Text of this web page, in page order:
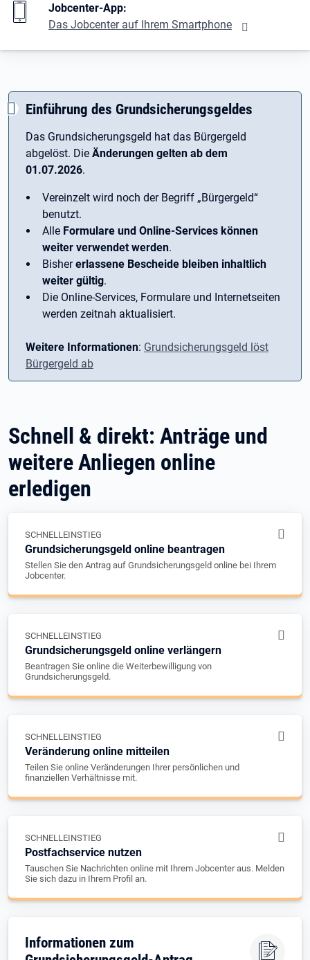
Jobcenter-App:
Das Jobcenter auf Ihrem Smartphone
Einführung des Grundsicherungsgeldes
Das Grundsicherungsgeld hat das Bürgergeld
abgelöst. Die Änderungen gelten ab dem
01.07.2026.
Vereinzelt wird noch der Begriff ­„Bürgergeld“
benutzt.
Alle Formulare und Online-Services können
weiter verwendet werden.
Bishererlassene Bescheide bleiben inhaltlich
weiter gültig.
Die Online-Services, Formulare und Internetseiten
werden zeitnah aktualisiert.
Weitere Informationen: Grundsicherungsgeld löst
Bürgergeld ab
Schnell & direkt: Anträge und
weitere Anliegen online
erledigen
SCHNELLEINSTIEG
Grundsicherungsgeld online beantragen
Stellen Sie den Antrag auf Grundsicherungsgeld online bei Ihrem
Jobcenter.
SCHNELLEINSTIEG
Grundsicherungsgeld online verlängern
Beantragen Sie online die Weiterbewilligung von
Grundsicherungsgeld.
SCHNELLEINSTIEG
Veränderung online mitteilen
Teilen Sie online Veränderungen Ihrer persönlichen und
finanziellen Verhältnisse mit.
SCHNELLEINSTIEG
Postfachservice nutzen
Tauschen Sie Nachrichten online mit Ihrem Jobcenter aus. Melden
Sie sich dazu in Ihrem Profil an.
Informationen zum